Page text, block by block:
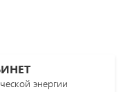
энергии